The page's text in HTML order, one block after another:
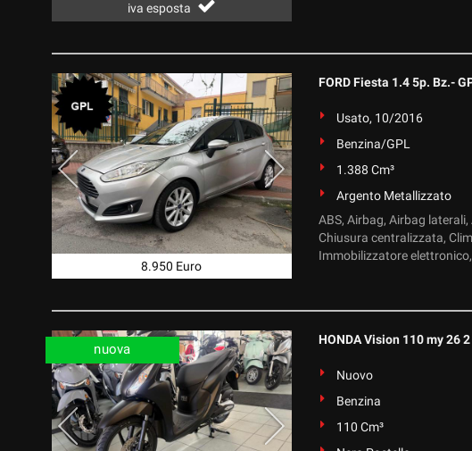
iva esposta
8.950 Euro
FORD Fiesta 1.4 5p. Bz.-
Usato, 10/2016
Benzina/GPL
1.388 Cm³
Argento Metallizzato
ABS, Airbag, Airbag
Chiusura centralizzata,
Immobilizzatore
nuova
HONDA Vision 110 my 26 2
Nuovo
Benzina
110 Cm³